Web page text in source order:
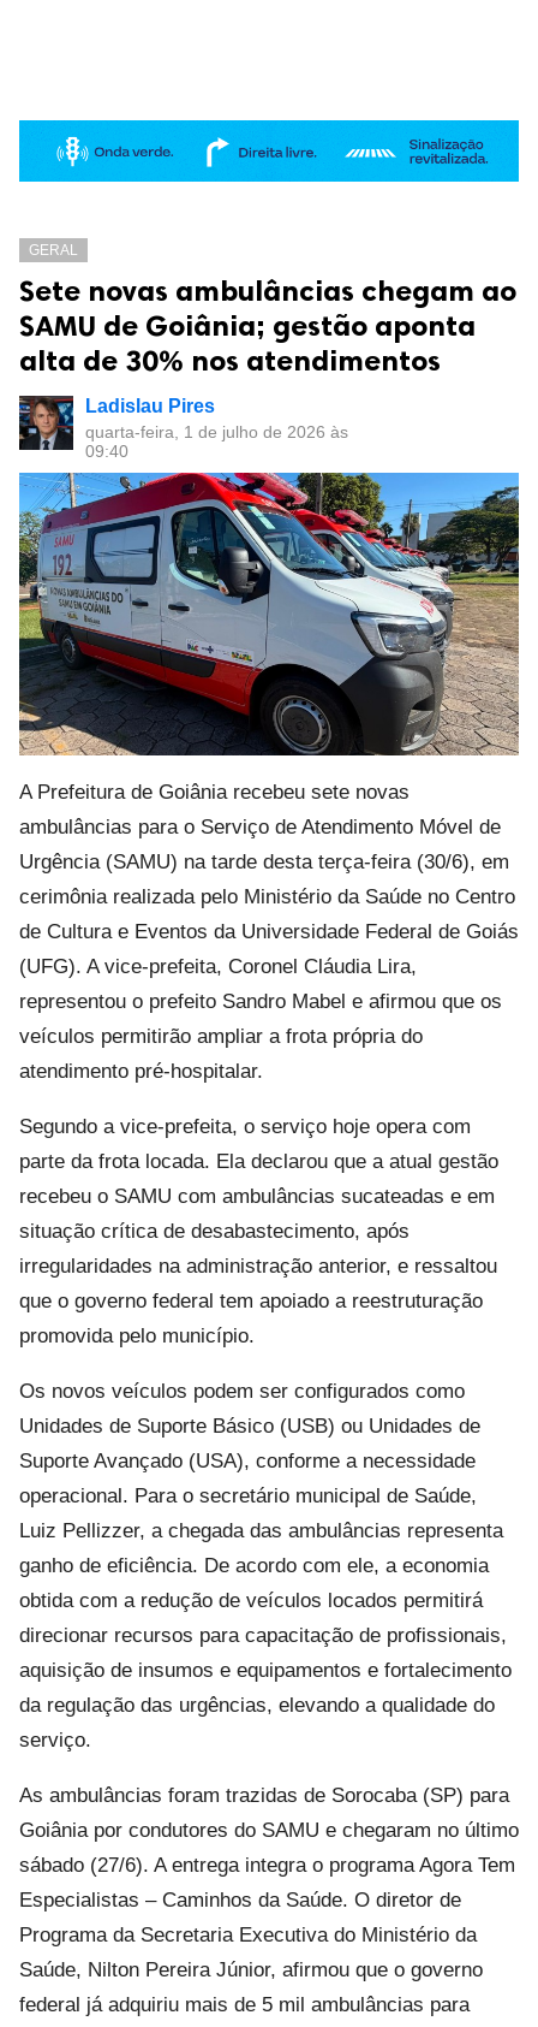
GERAL
Sete novas ambulâncias chegam ao
SAMU de Goiânia; gestão aponta
alta de 30% nos atendimentos
Ladislau Pires
quarta-feira, 1 de julho de 2026 às
09:40
A Prefeitura de Goiânia recebeu sete novas
ambulâncias para o Serviço de Atendimento Móvel de
Urgência (SAMU) na tarde desta terça-feira (30/6), em
cerimônia realizada pelo Ministério da Saúde no Centro
de Cultura e Eventos da Universidade Federal de Goiás
(UFG). A vice-prefeita, Coronel Cláudia Lira,
representou o prefeito Sandro Mabel e afirmou que os
veículos permitirão ampliar a frota própria do
atendimento pré-hospitalar.
Segundo a vice-prefeita, o serviço hoje opera com
parte da frota locada. Ela declarou que a atual gestão
recebeu o SAMU com ambulâncias sucateadas e em
situação crítica de desabastecimento, após
irregularidades na administração anterior, e ressaltou
que o governo federal tem apoiado a reestruturação
promovida pelo município.
Os novos veículos podem ser configurados como
Unidades de Suporte Básico (USB) ou Unidades de
Suporte Avançado (USA), conforme a necessidade
operacional. Para o secretário municipal de Saúde,
Luiz Pellizzer, a chegada das ambulâncias representa
ganho de eficiência. De acordo com ele, a economia
obtida com a redução de veículos locados permitirá
direcionar recursos para capacitação de profissionais,
aquisição de insumos e equipamentos e fortalecimento
da regulação das urgências, elevando a qualidade do
serviço.
As ambulâncias foram trazidas de Sorocaba (SP) para
Goiânia por condutores do SAMU e chegaram no último
sábado (27/6). A entrega integra o programa Agora Tem
Especialistas – Caminhos da Saúde. O diretor de
Programa da Secretaria Executiva do Ministério da
Saúde, Nilton Pereira Júnior, afirmou que o governo
federal já adquiriu mais de 5 mil ambulâncias para